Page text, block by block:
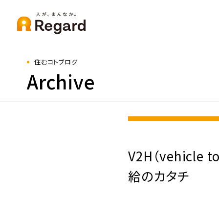
住むコトブログ
Archive
V2H（vehicle
給のカタチ